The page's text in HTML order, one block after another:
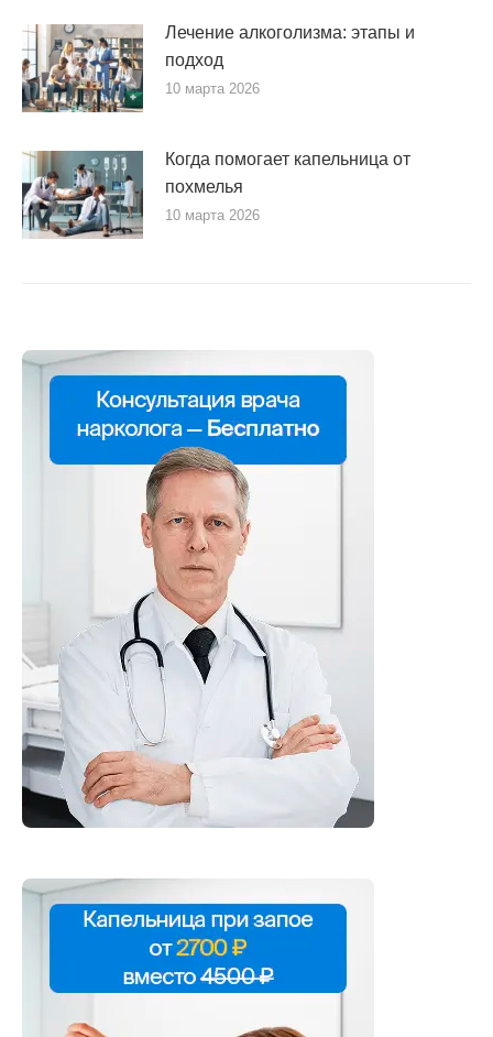
Лечение алкоголизма: этапы и
подход
10 марта 2026
Когда помогает капельница от
похмелья
10 марта 2026